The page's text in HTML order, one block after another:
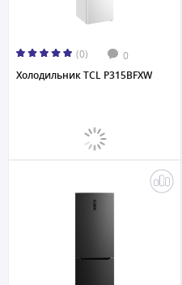
(0) 0
Холодильник TCL P315BFXW